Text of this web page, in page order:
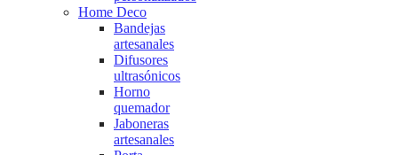
Home Deco
Bandejas
artesanales
Difusores
ultrasónicos
Horno
quemador
Jaboneras
artesanales